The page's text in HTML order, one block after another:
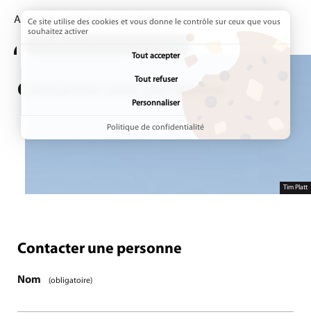
Accueil Page active :
Contacter une personne
Tim Platt
Contacter une personne
Étape1/1
Contacter une personne
Nom (obligatoire)
Ce site utilise des cookies et vous donne le contrôle sur ceux que vous
souhaitez activer
Tout accepter
Tout refuser
Personnaliser
Politique de confidentialité